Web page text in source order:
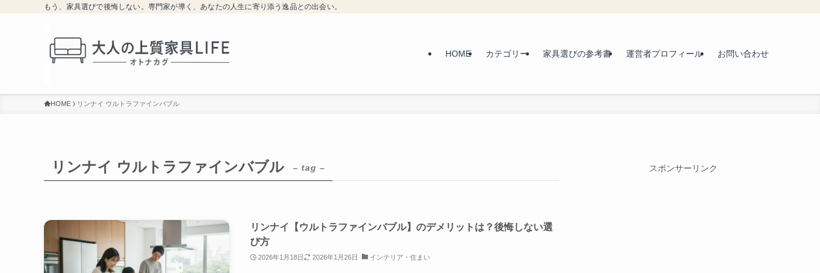
もう、家具選びで後悔しない。専門家が導く、あなたの人生に寄り添う逸品との出会い。
HOME カテゴリー 家具選びの参考書 運営者プロフィール お問い合わせ
HOME リンナイ ウルトラファインバブル
リンナイ ウルトラファインバブル – tag –
リンナイ【ウルトラファインバブル】のデメリットは？後悔しない選
び方
2026年1月18日 2026年1月26日 インテリア・住まい
スポンサーリンク